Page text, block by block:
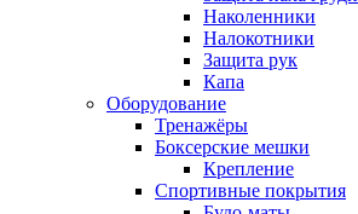
Наколенники
Налокотники
Защита рук
Капа
Оборудование
Тренажёры
Боксерские мешки
Крепление
Спортивные покрытия